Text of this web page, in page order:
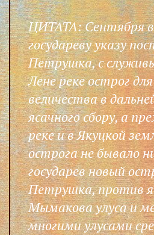
ЦИТАТА: Сентября в
государеву указу
Петрушка, с
Лене реке острог
величества в
ясачного сбору, а
реке и в Якуцкой
острога не бывало
государев новый
Петрушка, против
Мымакова улуса и
многими улусами